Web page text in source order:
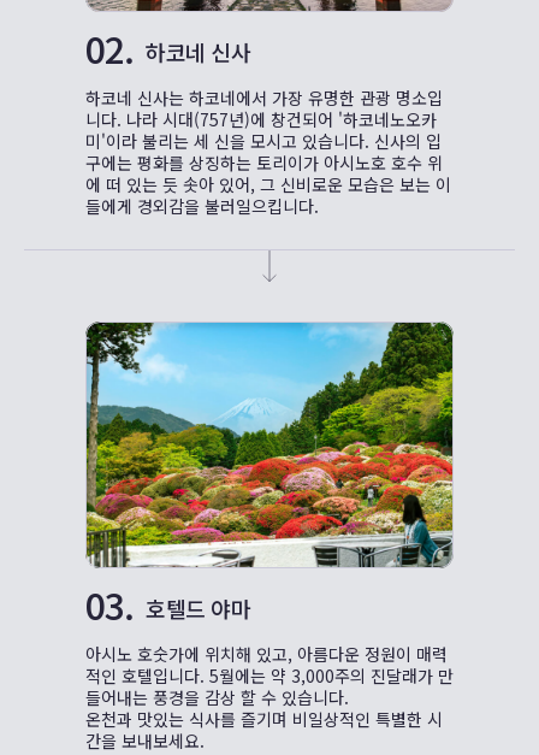
02. 하코네 신사
하코네 신사는 하코네에서 가장 유명한 관광 명소입
니다. 나라 시대(757년)에 창건되어 '하코네노오카
미'이라 불리는 세 신을 모시고 있습니다. 신사의 입
구에는 평화를 상징하는 토리이가 아시노호 호수 위
에 떠 있는 듯 솟아 있어, 그 신비로운 모습은 보는 이
들에게 경외감을 불러일으킵니다.
03. 호텔드 야마
아시노 호숫가에 위치해 있고, 아름다운 정원이 매력
적인 호텔입니다. 5월에는 약 3,000주의 진달래가 만
들어내는 풍경을 감상 할 수 있습니다.
온천과 맛있는 식사를 즐기며 비일상적인 특별한 시
간을 보내보세요.